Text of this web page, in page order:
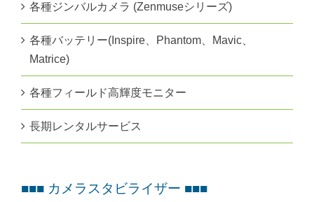
各種ジンバルカメラ (Zenmuseシリーズ)
各種バッテリー(Inspire、Phantom、Mavic、
Matrice)
各種フィールド高輝度モニター
長期レンタルサービス
■■■ カメラスタビライザー ■■■